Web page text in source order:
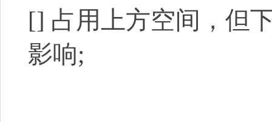
[] 占用上方空间，但
影响;